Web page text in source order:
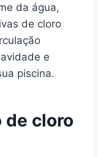
da água,
de cloro
e
piscina.
de cloro